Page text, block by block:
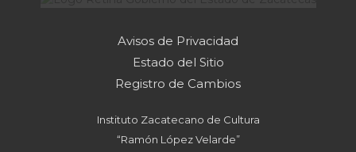
Avisos de Privacidad
Estado del Sitio
Registro de Cambios
Instituto Zacatecano de Cultura
“Ramón López Velarde”